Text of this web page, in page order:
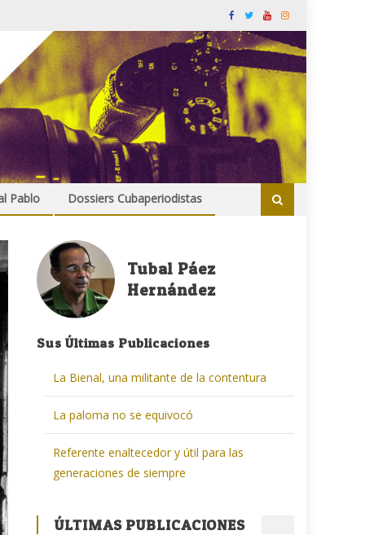
Pablo Dossiers Cubaperiodistas
Tubal Páez
Hernández
Sus Últimas Publicaciones
La Bienal, una militante de la contentura
La paloma no se equivocó
Referente enaltecedor y útil para las
generaciones de siempre
ÚLTIMAS PUBLICACIONES